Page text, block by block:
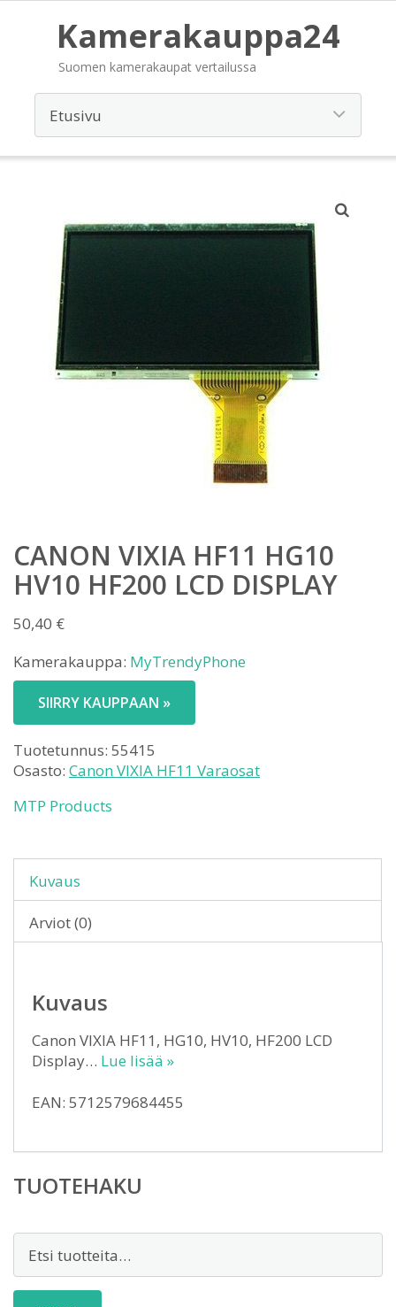
Kamerakauppa24
Suomen kamerakaupat vertailussa
CANON VIXIA HF11 HG10
HV10 HF200 LCD DISPLAY
50,40 €
Kamerakauppa: MyTrendyPhone
SIIRRY KAUPPAAN »
Tuotetunnus: 55415
Osasto: Canon VIXIA HF11 Varaosat
MTP Products
Kuvaus
Arviot (0)
Kuvaus
Canon VIXIA HF11, HG10, HV10, HF200 LCD
Display… Lue lisää »
EAN: 5712579684455
TUOTEHAKU